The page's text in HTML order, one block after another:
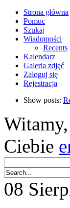
Strona główna
Pomoc
Szukaj
Wiadomości
Recents
Kalendarz
Galeria zdjęć
Zaloguj się
Rejestracja
Show posts:
Witamy,
Ciebie
08